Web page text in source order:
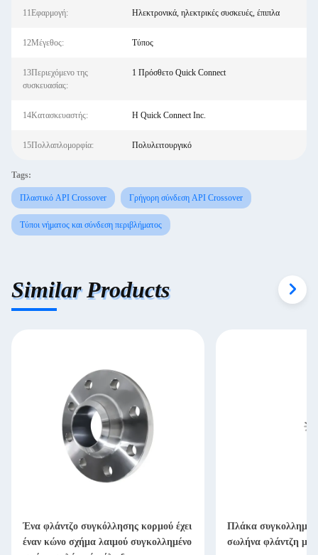
11Εφαρμογή: Ηλεκτρονικά, ηλεκτρικές συσκευές, έπιπλα
12Μέγεθος: Τύπος
13Περιεχόμενο της
συσκευασίας:
1 Πρόσθετο Quick Connect
14Κατασκευαστής: Η Quick Connect Inc.
15Πολλαπλομορφία: Πολυλειτουργικό
Tags:
Πλαστικό API Crossover Γρήγορη σύνδεση API Crossover
Τύποι νήματος και σύνδεση περιβλήματος
Similar Products
Ένα φλάντζο συγκόλλησης κορμού έχει
έναν κώνο σχήμα λαιμού συγκολλημένο
Πλάκα
σωλήνα φλάντζη με